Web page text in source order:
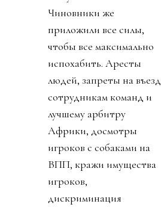
Чиновники же
приложили все силы,
чтобы все максимально
испохабить. Аресты
людей, запреты на въезд
сотрудникам команд и
лучшему арбитру
Африки, досмотры
игроков с собаками на
ВПП, кражи имущества
игроков,
дискриминация